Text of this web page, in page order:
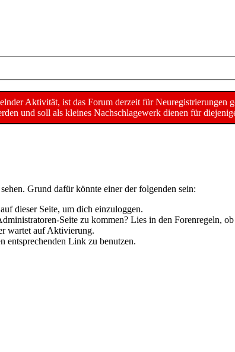
Aktivität, ist das Forum derzeit für Neuregistrierungen
und soll als kleines Nachschlagewerk dienen für
Grund dafür könnte einer der folgenden sein:
dieser Seite, um dich einzuloggen.
Seite zu kommen? Lies in den Forenregeln,
wartet auf Aktivierung.
entsprechenden Link zu benutzen.